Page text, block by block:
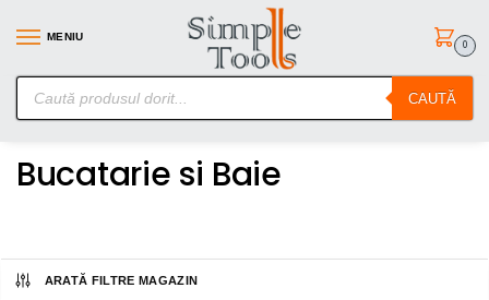
MENIU
CAUTĂ
0
SimpleTools.ro – Gasesti orice – Comanzi simplu
Prima pagină
Bucatarie si Baie
Bucatarie si Baie
ARATĂ FILTRE MAGAZIN